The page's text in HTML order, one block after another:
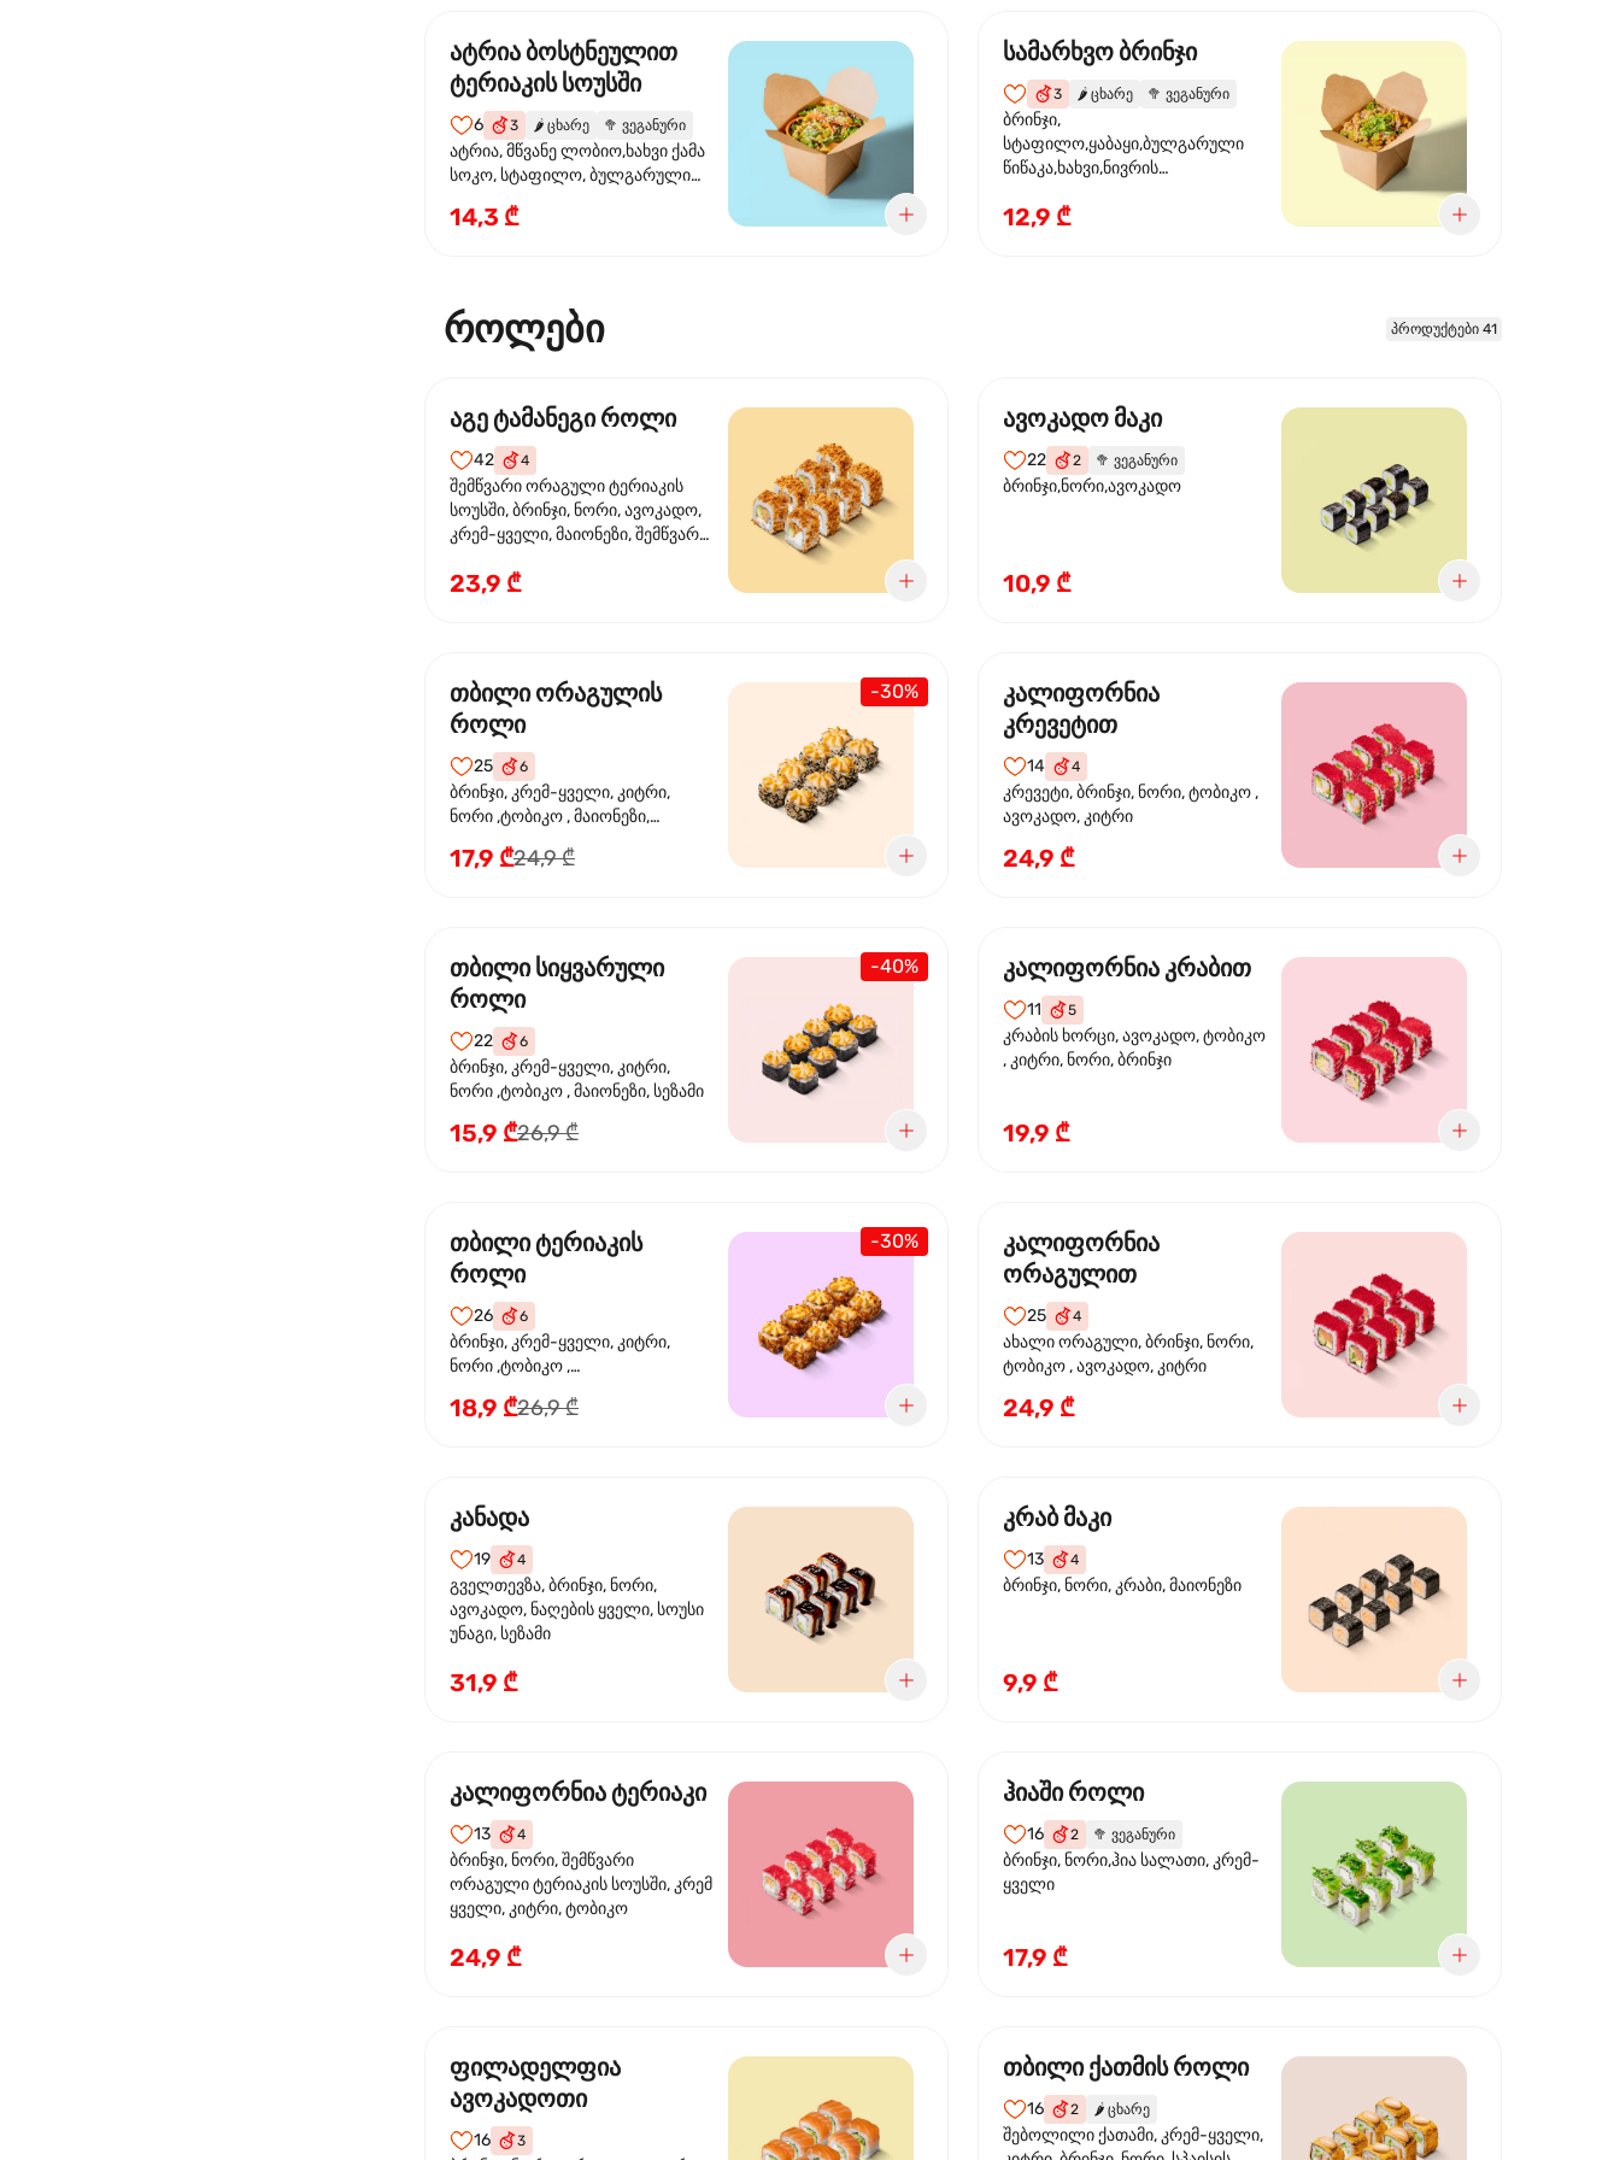
ატრია ბოსტნეულით
ტერიაკის სოუსში
6 3 🌶️ ცხარე 🥦 ვეგანური
ატრია, მწვანე ლობიო,ხახვი ქამა
სოკო, სტაფილო, ბულგარული
ტერიაკის სოუსი, ყაბაყი
14,3 ₾
სამარხვო ბრინჯი
3 🌶️ ცხარე 🥦 ვეგანური
ბრინჯი,
სტაფილო,ყაბაყი,ბულგარული
წიწაკა,ხახვი,ნივრის
სოუსი., მწვანე ხახვი,სეზამის
12,9 ₾
როლები პროდუქტები 41
აგე ტამანეგი როლი
42 4
შემწვარი ორაგული ტერიაკის
სოუსში, ბრინჯი, ნორი, ავოკადო,
კრემ-ყველი, მაიონეზი, შემწვარი
23,9 ₾
ავოკადო მაკი
22 2 🥦 ვეგანური
ბრინჯი,ნორი,ავოკადო
10,9 ₾
-30%
თბილი ორაგულის
როლი
25 6
ბრინჯი, კრემ-ყველი, კიტრი,
ნორი ,ტობიკო , მაიონეზი,
ფოთოლი
17,9 ₾24,9 ₾
კალიფორნია
კრევეტით
14 4
კრევეტი, ბრინჯი, ნორი, ტობიკო ,
ავოკადო, კიტრი
24,9 ₾
-40%
თბილი სიყვარული
როლი
22 6
ბრინჯი, კრემ-ყველი, კიტრი,
ნორი ,ტობიკო , მაიონეზი, სეზამი
15,9 ₾26,9 ₾
კალიფორნია კრაბით
11 5
კრაბის ხორცი, ავოკადო, ტობიკო
, კიტრი, ნორი, ბრინჯი
19,9 ₾
-30%
თბილი ტერიაკის
როლი
26 6
ბრინჯი, კრემ-ყველი, კიტრი,
ნორი ,ტობიკო ,
სეზამი, ტერიაკის სოუსი
18,9 ₾26,9 ₾
კალიფორნია
ორაგულით
25 4
ახალი ორაგული, ბრინჯი, ნორი,
ტობიკო , ავოკადო, კიტრი
24,9 ₾
კანადა
19 4
გველთევზა, ბრინჯი, ნორი,
ავოკადო, ნაღების ყველი, სოუსი
უნაგი, სეზამი
31,9 ₾
კრაბ მაკი
13 4
ბრინჯი, ნორი, კრაბი, მაიონეზი
9,9 ₾
კალიფორნია ტერიაკი
13 4
ბრინჯი, ნორი, შემწვარი
ორაგული ტერიაკის სოუსში, კრემ
ყველი, კიტრი, ტობიკო
24,9 ₾
ჰიაში როლი
16 2 🥦 ვეგანური
ბრინჯი, ნორი,ჰია სალათი, კრემ-
ყველი
17,9 ₾
ფილადელფია
ავოკადოთი
16 3
თბილი ქათმის როლი
16 2 🌶️ ცხარე
შებოლილი ქათამი, კრემ-ყველი,